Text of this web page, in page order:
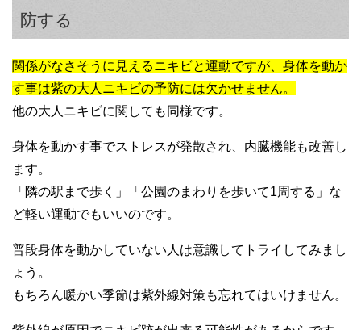
防する
関係がなさそうに見えるニキビと運動ですが、身体を動か
す事は紫の大人ニキビの予防には欠かせません。
他の大人ニキビに関しても同様です。
身体を動かす事でストレスが発散され、内臓機能も改善し
ます。
「隣の駅まで歩く」「公園のまわりを歩いて1周する」な
ど軽い運動でもいいのです。
普段身体を動かしていない人は意識してトライしてみまし
ょう。
もちろん暖かい季節は紫外線対策も忘れてはいけません。